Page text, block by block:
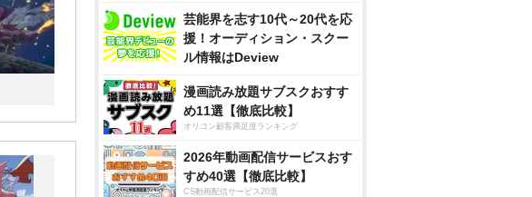
芸能界を志す10代～20代を応
援！オーディション・スクー
ル情報はDeview
漫画読み放題サブスクおすす
め11選【徹底比較】
オリコン顧客満足度ランキング
2026年動画配信サービスおす
すめ40選【徹底比較】
CS動画配信サービス20選